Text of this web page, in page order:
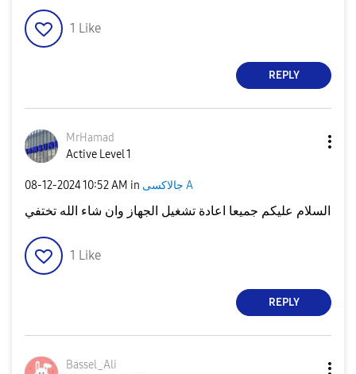
1 Like
REPLY
MrHamad
Active Level 1
‎08-12-202410:52 AM in جالاكسى A
السلام عليكم جميعا اعادة تشغيل الجهاز وان شاء الله تختفي
1 Like
REPLY
Bassel_Ali